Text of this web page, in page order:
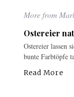
More from
Ostereier
Ostereier lassen
bunte Farbtöpfe
Read More